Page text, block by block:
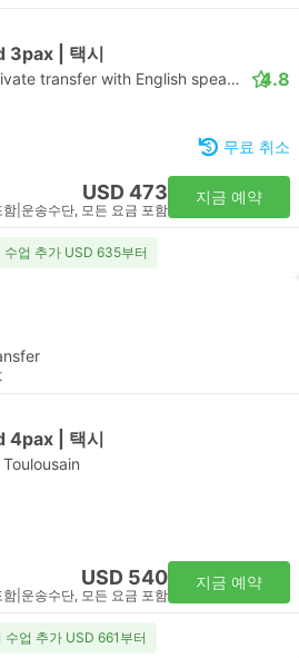
3pax | 택시
Daytrip private transfer with English speaking driver 4.8
무료 취소
USD 473
함 운송수단, 모든 요금 포함
지금 예약
수업 추가 USD 635부터
4pax | 택시
USD 540
함 운송수단, 모든 요금 포함
지금 예약
수업 추가 USD 661부터